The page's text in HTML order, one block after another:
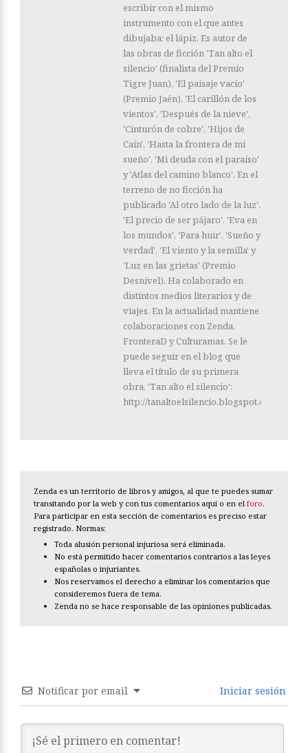
escribir con el mismo
instrumento con el que antes
dibujaba: el lápiz. Es autor de
las obras de ficción 'Tan alto el
silencio' (finalista del Premio
Tigre Juan), 'El paisaje vacío'
(Premio Jaén), 'El carillón de los
vientos', 'Después de la nieve',
'Cinturón de cobre', 'Hijos de
Caín', 'Hasta la frontera de mi
sueño', 'Mi deuda con el paraíso'
y 'Atlas del camino blanco'. En el
terreno de no ficción ha
publicado 'Al otro lado de la luz',
'El precio de ser pájaro', 'Eva en
los mundos', 'Para huir', 'Sueño y
verdad', 'El viento y la semilla' y
'Luz en las grietas' (Premio
Desnivel). Ha colaborado en
distintos medios literarios y de
viajes. En la actualidad mantiene
colaboraciones con Zenda,
FronteraD y Culturamas. Se le
puede seguir en el blog que
lleva el título de su primera
obra, 'Tan alto el silencio':
http://tanaltoelsilencio.blogspot.com/
Zenda es un territorio de libros y amigos, al que te puedes sumar
transitando por la web y con tus comentarios aquí o en el foro.
Para participar en esta sección de comentarios es preciso estar
registrado. Normas:
Toda alusión personal injuriosa será eliminada.
No está permitido hacer comentarios contrarios a las leyes
españolas o injuriantes.
Nos reservamos el derecho a eliminar los comentarios que
consideremos fuera de tema.
Zenda no se hace responsable de las opiniones publicadas.
Notificar por email Iniciar sesión